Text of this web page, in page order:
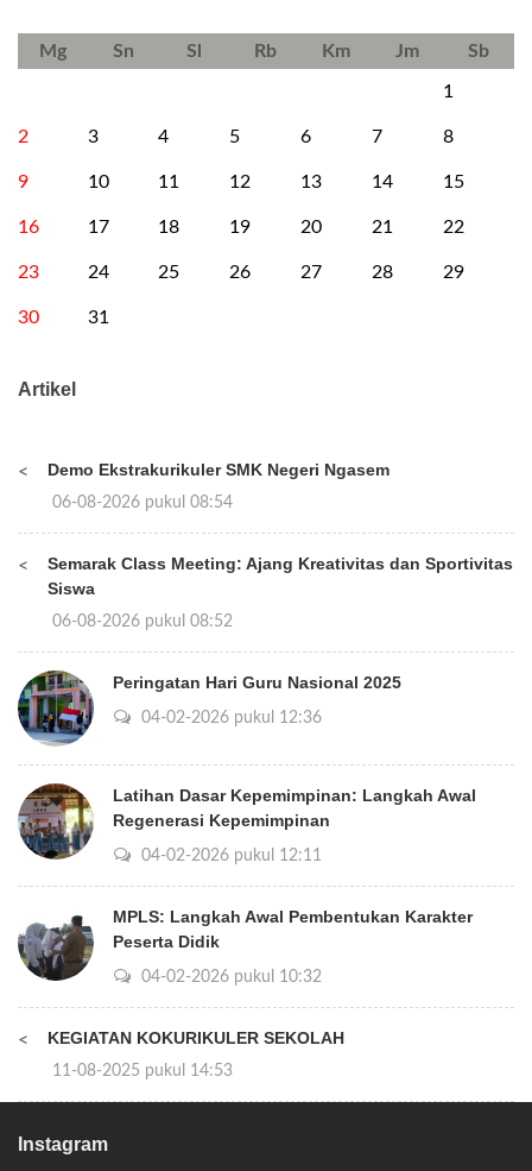
Mg Sn Sl Rb Km Jm Sb
1
2 3 4 5 6 7 8
9 10 11 12 13 14 15
16 17 18 19 20 21 22
23 24 25 26 27 28 29
30 31
Artikel
< Demo Ekstrakurikuler SMK Negeri Ngasem
06-08-2026 pukul 08:54
<
Semarak Class Meeting: Ajang Kreativitas dan Sportivitas
Siswa
06-08-2026 pukul 08:52
Peringatan Hari Guru Nasional 2025
04-02-2026 pukul 12:36
Latihan Dasar Kepemimpinan: Langkah Awal
Regenerasi Kepemimpinan
04-02-2026 pukul 12:11
MPLS: Langkah Awal Pembentukan Karakter
Peserta Didik
04-02-2026 pukul 10:32
< KEGIATAN KOKURIKULER SEKOLAH
11-08-2025 pukul 14:53
Instagram